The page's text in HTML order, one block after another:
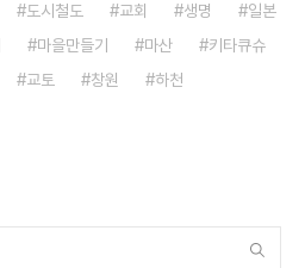
도시철도 교회 생명
일본
마을만들기 마산
키타큐슈
교토 창원 하천